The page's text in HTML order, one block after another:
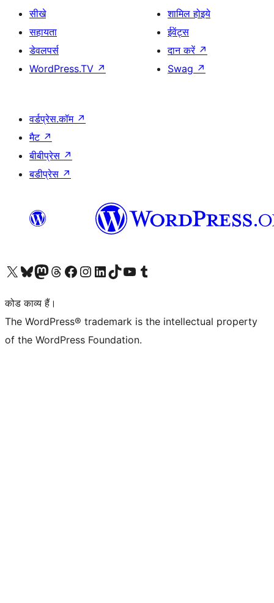
सीखे
सहायता
डेवलपर्स
WordPress.TV ↗
शामिल होइये
ईवेंट्स
दान करें ↗
Swag ↗
वर्डप्रेस.कॉम ↗
मैट ↗
बीबीप्रेस ↗
बडीप्रेस ↗
Visit our X (formerly Twitter) account
हमारे बलुस्की खाते पर जाएँVisit our Mastodon account
हमारे थ्रेड्स अकाउंट पर जाएंहमारे फेसबुक पेज पर जाएँहमारे इंस्टाग्राम अकाउंट पर जाएंहमारे लिंक्डइन खाते पर जाएँहमारे टिकटॉक खाते पर जाएँहमारे यूट्यूब चैनल पर जाएंहमारे Tumblr खाते पर जाएँ
कोड काव्य हैं।
The WordPress® trademark is the intellectual property
of the WordPress Foundation.